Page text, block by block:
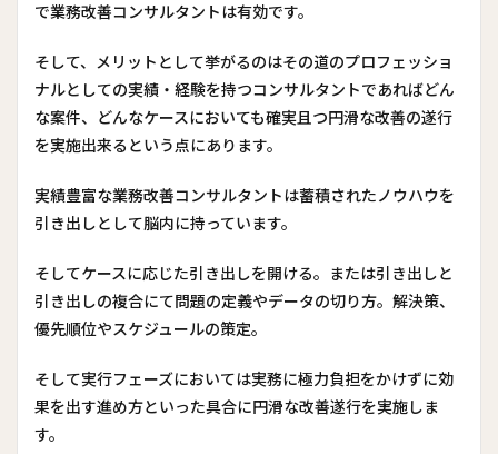
で業務改善コンサルタントは有効です。
そして、メリットとして挙がるのはその道のプロフェッショ
ナルとしての実績・経験を持つコンサルタントであればどん
な案件、どんなケースにおいても確実且つ円滑な改善の遂行
を実施出来るという点にあります。
実績豊富な業務改善コンサルタントは蓄積されたノウハウを
引き出しとして脳内に持っています。
そしてケースに応じた引き出しを開ける。または引き出しと
引き出しの複合にて問題の定義やデータの切り方。解決策、
優先順位やスケジュールの策定。
そして実行フェーズにおいては実務に極力負担をかけずに効
果を出す進め方といった具合に円滑な改善遂行を実施しま
す。